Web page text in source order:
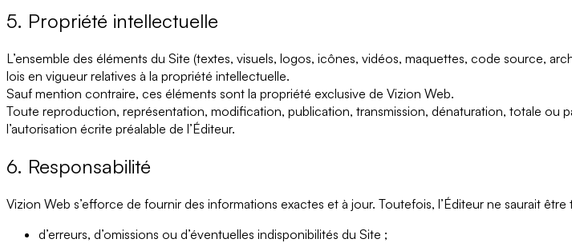
5. Propriété intellectuelle
L’ensemble des éléments du Site (textes, visuels, logos, icônes, vidéos, maquettes, code source,
lois en vigueur relatives à la propriété intellectuelle.
Sauf mention contraire, ces éléments sont la propriété exclusive de Vizion Web.
Toute reproduction, représentation, modification, publication, transmission, dénaturation, totale
l’autorisation écrite préalable de l’Éditeur.
6. Responsabilité
Vizion Web s’efforce de fournir des informations exactes et à jour. Toutefois, l’Éditeur ne saurait être
d’erreurs, d’omissions ou d’éventuelles indisponibilités du Site ;